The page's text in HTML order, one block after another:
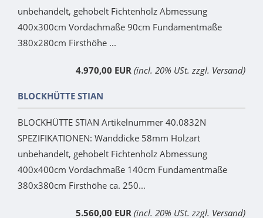
unbehandelt, gehobelt Fichtenholz Abmessung
400x300cm Vordachmaße 90cm Fundamentmaße
380x280cm Firsthöhe ...
4.970,00 EUR (incl. 20% USt. zzgl. Versand)
BLOCKHÜTTE STIAN
BLOCKHÜTTE STIAN Artikelnummer 40.0832N
SPEZIFIKATIONEN: Wanddicke 58mm Holzart
unbehandelt, gehobelt Fichtenholz Abmessung
400x400cm Vordachmaße 140cm Fundamentmaße
380x380cm Firsthöhe ca. 250...
5.560,00 EUR (incl. 20% USt. zzgl. Versand)